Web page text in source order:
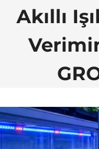
Akıllı